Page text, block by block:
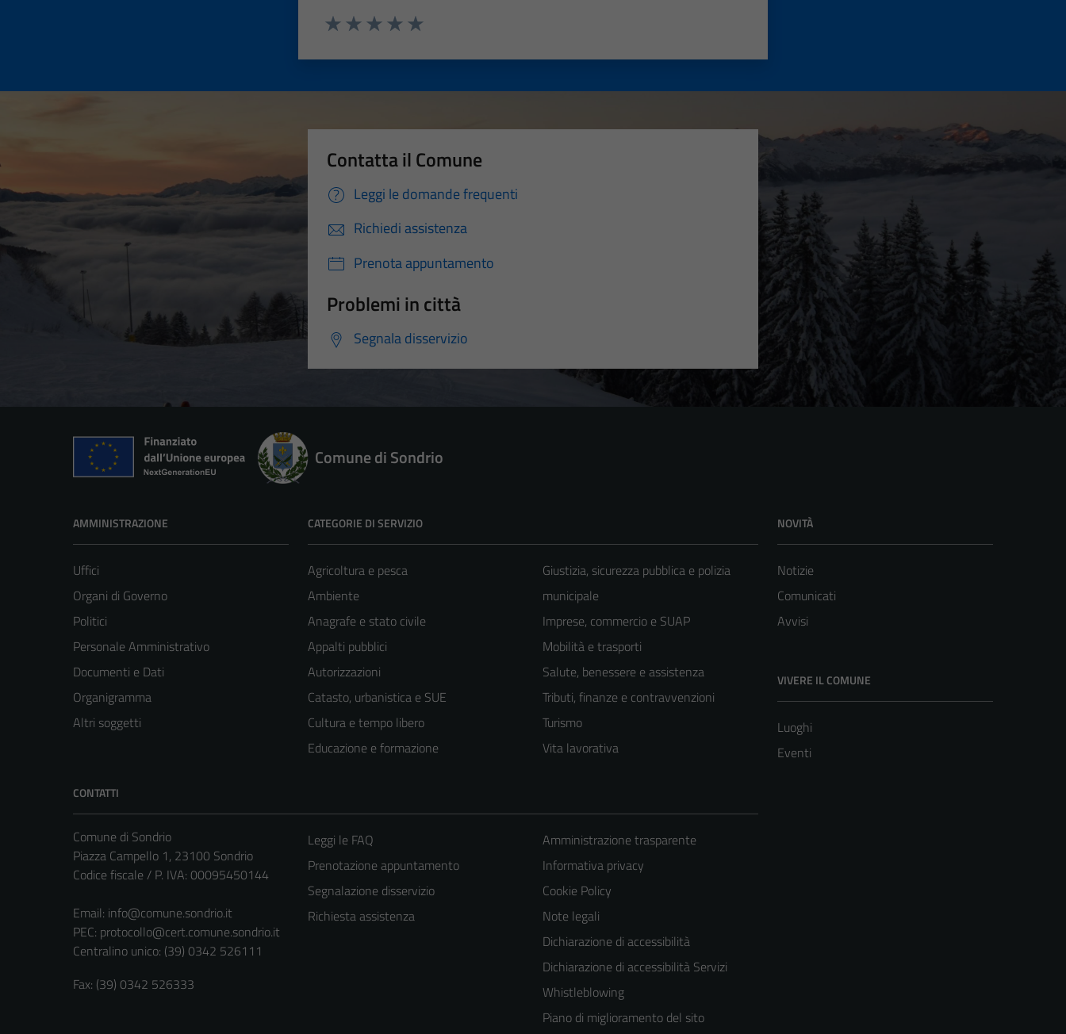
Contatta il Comune
Leggi le domande frequenti
Richiedi assistenza
Prenota appuntamento
Problemi in città
Segnala disservizio
Comune di Sondrio
AMMINISTRAZIONE
Uffici
Organi di Governo
Politici
Personale Amministrativo
Documenti e Dati
Organigramma
Altri soggetti
CATEGORIE DI SERVIZIO
Agricoltura e pesca
Ambiente
Anagrafe e stato civile
Appalti pubblici
Autorizzazioni
Catasto, urbanistica e SUE
Cultura e tempo libero
Educazione e formazione
Giustizia, sicurezza pubblica e polizia
municipale
Imprese, commercio e SUAP
Mobilità e trasporti
Salute, benessere e assistenza
Tributi, finanze e contravvenzioni
Turismo
Vita lavorativa
NOVITÀ
Notizie
Comunicati
Avvisi
VIVERE IL COMUNE
Luoghi
Eventi
CONTATTI
Comune di Sondrio
Piazza Campello 1, 23100 Sondrio
Codice fiscale / P. IVA: 00095450144
Email: info@comune.sondrio.it
PEC: protocollo@cert.comune.sondrio.it
Centralino unico: (39) 0342 526111
Fax: (39) 0342 526333
Leggi le FAQ
Prenotazione appuntamento
Segnalazione disservizio
Richiesta assistenza
Amministrazione trasparente
Informativa privacy
Cookie Policy
Note legali
Dichiarazione di accessibilità
Dichiarazione di accessibilità Servizi
Whistleblowing
Piano di miglioramento del sito
Tecnici
Questi cookie
sono necessari
per il
funzionamento